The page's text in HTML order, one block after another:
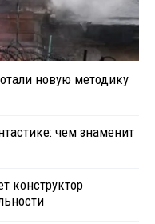
новую методику
чем знаменит
конструктор